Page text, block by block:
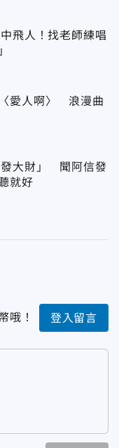
飛人！找老師練唱
愛人啊〉 浪漫曲
發大財」 聞阿信發
就好
哦！ 登入留言